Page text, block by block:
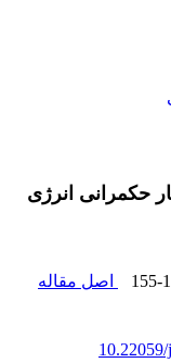
حکمرانی انرژی
155-
اصل مقاله